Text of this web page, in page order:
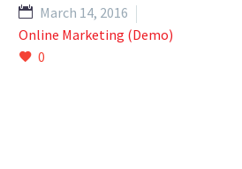
March 14, 2016
Online Marketing (Demo)
0